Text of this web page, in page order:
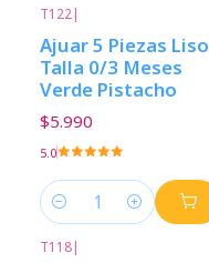
T122|
Ajuar 5 Piezas Liso
Talla 0/3 Meses
Verde Pistacho
$5.990
5.0
Cantidad
T118|